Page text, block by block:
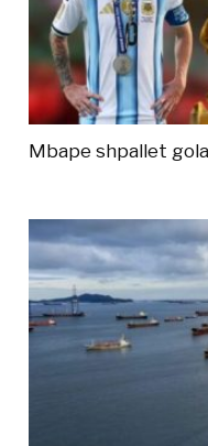
Mbape shpallet